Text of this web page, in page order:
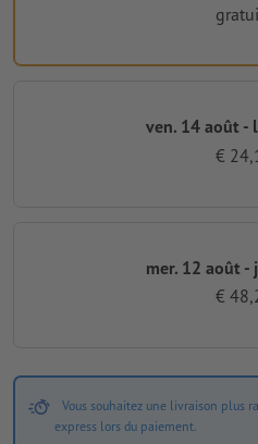
ven. 14 août -
€
mer. 12 août -
€
Vous souhaitez une livraison plus
express lors du paiement.